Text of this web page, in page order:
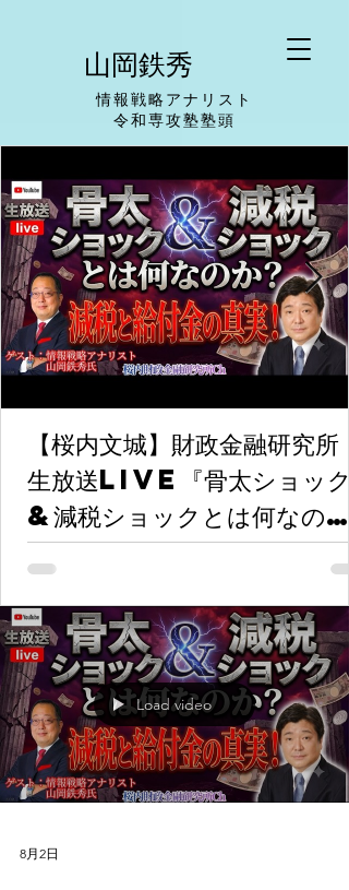
山岡鉄秀
情報戦略アナリスト
​令和専攻塾塾頭
【桜内文城】財政金融研究所
生放送LIVE『骨太ショック
&減税ショックとは何なの
か？本当なのか？減税と給付
アナリスト 山岡鉄秀氏
Load video
8月2日